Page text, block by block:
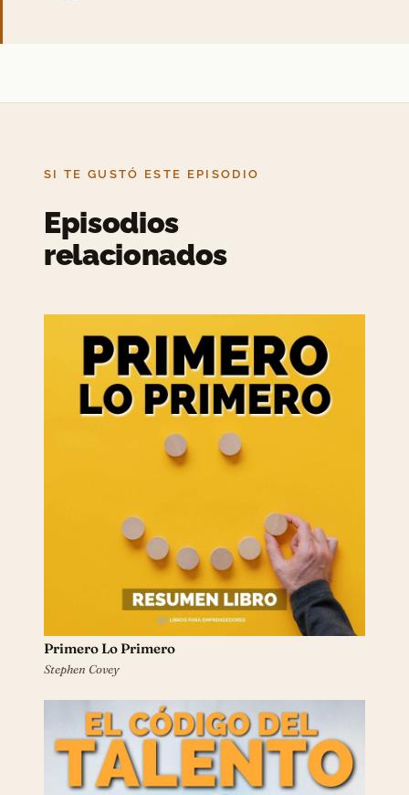
SI TE GUSTÓ ESTE EPISODIO
Episodios
relacionados
Primero Lo Primero
Stephen Covey